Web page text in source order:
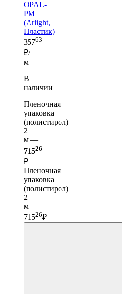
OPAL-
PM
(Arlight,
Пластик)
35763
₽/
м
В
наличии
Пленочная
упаковка
(полистирол)
2
м —
71526
₽
Пленочная
упаковка
(полистирол)
2
м
71526₽